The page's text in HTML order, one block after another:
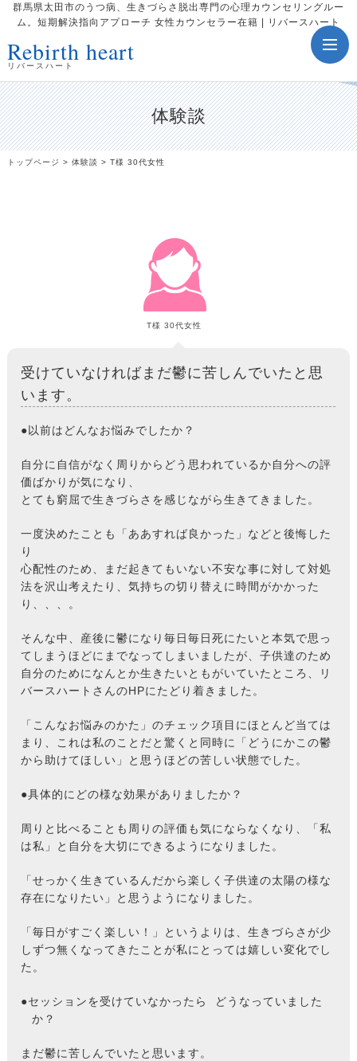
群馬県太田市のうつ病、生きづらさ脱出専門の心理カウンセリングルー
ム。短期解決指向アプローチ 女性カウンセラー在籍 | リバースハート
Rebirth heart
リバースハート
体験談
トップページ > 体験談 > T様 30代女性
T様 30代女性
受けていなければまだ鬱に苦しんでいたと思
います。
●以前はどんなお悩みでしたか？
自分に自信がなく周りからどう思われているか自分への評
価ばかりが気になり、
とても窮屈で生きづらさを感じながら生きてきました。
一度決めたことも「ああすれば良かった」などと後悔した
り
心配性のため、まだ起きてもいない不安な事に対して対処
法を沢山考えたり、気持ちの切り替えに時間がかかった
り、、、。
そんな中、産後に鬱になり毎日毎日死にたいと本気で思っ
てしまうほどにまでなってしまいましたが、子供達のため
自分のためになんとか生きたいともがいていたところ、リ
バースハートさんのHPにたどり着きました。
「こんなお悩みのかた」のチェック項目にほとんど当ては
まり、これは私のことだと驚くと同時に「どうにかこの鬱
から助けてほしい」と思うほどの苦しい状態でした。
●具体的にどの様な効果がありましたか？
周りと比べることも周りの評価も気にならなくなり、「私
は私」と自分を大切にできるようになりました。
「せっかく生きているんだから楽しく子供達の太陽の様な
存在になりたい」と思うようになりました。
「毎日がすごく楽しい！」というよりは、生きづらさが少
しずつ無くなってきたことが私にとっては嬉しい変化でし
た。
●セッションを受けていなかったら どうなっていました
か？
まだ鬱に苦しんでいたと思います。
toggle